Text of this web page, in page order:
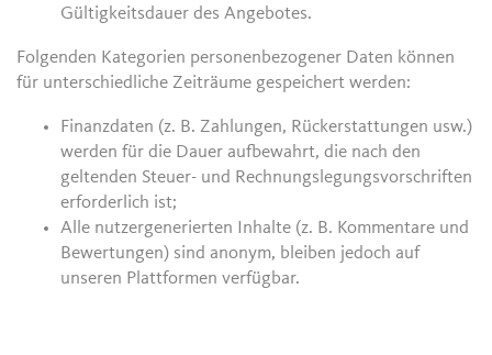
Gültigkeitsdauer des Angebotes.
Folgenden Kategorien personenbezogener Daten können
für unterschiedliche Zeiträume gespeichert werden:
Finanzdaten (z. B. Zahlungen, Rückerstattungen usw.)
werden für die Dauer aufbewahrt, die nach den
geltenden Steuer- und Rechnungslegungsvorschriften
erforderlich ist;
Alle nutzergenerierten Inhalte (z. B. Kommentare und
Bewertungen) sind anonym, bleiben jedoch auf
unseren Plattformen verfügbar.